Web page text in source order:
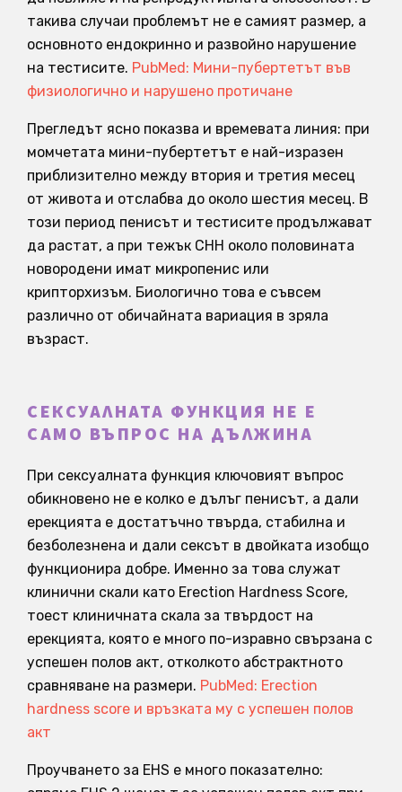
такива случаи проблемът не е самият размер, а
основното ендокринно и развойно нарушение
на тестисите. PubMed: Мини-пубертетът във
физиологично и нарушено протичане
Прегледът ясно показва и времевата линия: при
момчетата мини-пубертетът е най-изразен
приблизително между втория и третия месец
от живота и отслабва до около шестия месец. В
този период пенисът и тестисите продължават
да растат, а при тежък CHH около половината
новородени имат микропенис или
крипторхизъм. Биологично това е съвсем
различно от обичайната вариация в зряла
възраст.
СЕКСУАЛНАТА ФУНКЦИЯ НЕ Е
САМО ВЪПРОС НА ДЪЛЖИНА
При сексуалната функция ключовият въпрос
обикновено не е колко е дълъг пенисът, а дали
ерекцията е достатъчно твърда, стабилна и
безболезнена и дали сексът в двойката изобщо
функционира добре. Именно за това служат
клинични скали като Erection Hardness Score,
тоест клиничната скала за твърдост на
ерекцията, която е много по-изравно свързана с
успешен полов акт, отколкото абстрактното
сравняване на размери. PubMed: Erection
hardness score и връзката му с успешен полов
акт
Проучването за EHS е много показателно: